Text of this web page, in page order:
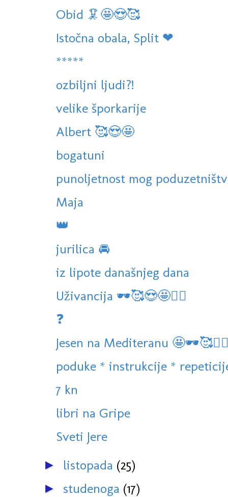
Obid 🦑🤩😍🥰
Istočna obala, Split ❤
*****
ozbiljni ljudi?!
velike šporkarije
Albert 🥰😍🤩
bogatuni
punoljetnost mog
Maja
👑
jurilica 🚘
iz lipote današnjeg dana
Uživancija 🕶🥰😍🤩🏊‍♀️
❓️
Jesen na Mediteranu
poduke * instrukcije *
7 kn
libri na Gripe
Sveti Jere
► listopada (25)
► studenoga (17)